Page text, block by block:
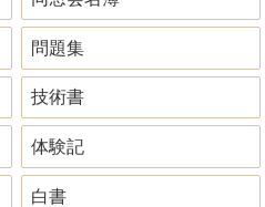
問題集
技術書
体験記
白書